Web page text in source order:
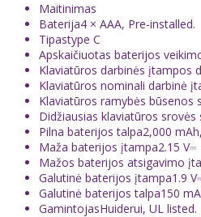
Maitinimas
Baterija4 × AAA, Pre-installed.
Tipastype C
Apskaičiuotas baterijos
Klaviatūros darbinės įtampos
Klaviatūros nominali darbinė
Klaviatūros ramybės
Didžiausias klaviatūros
Pilna baterijos talpa2,000
Maža baterijos įtampa2.15 V⎓
Mažos baterijos atsigavimo
Galutinė baterijos įtampa1.9
Galutinė baterijos talpa150
GamintojasHuiderui, UL listed.